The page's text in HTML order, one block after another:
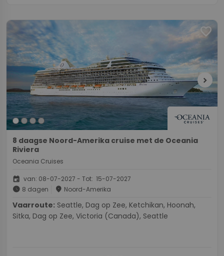
favorite
chevron_right
8 daagse Noord-Amerika cruise met de Oceania
Riviera
Oceania Cruises
event van: 08-07-2027 - Tot: 15-07-2027
schedule 8 dagen place Noord-Amerika
Vaarroute:
Sitka, Dag op Zee, Victoria (Canada), Seattle